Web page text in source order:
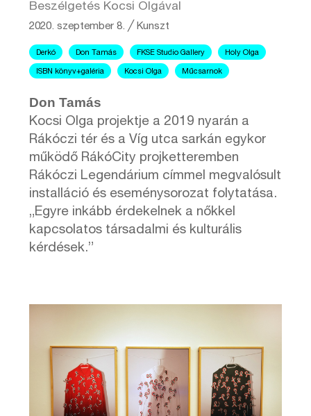
Beszélgetés Kocsi Olgával
2020. szeptember 8. ╱Kunszt
Derkó Don Tamás FKSE Studio Gallery Holy Olga
ISBN könyv+galéria Kocsi Olga Műcsarnok
Don Tamás
Kocsi Olga projektje a 2019 nyarán a
Rákóczi tér és a Víg utca sarkán egykor
működő RákóCity projketteremben
Rákóczi Legendárium címmel megvalósult
installáció és eseménysorozat folytatása.
„Egyre inkább érdekelnek a nőkkel
kapcsolatos társadalmi és kulturális
kérdések.”